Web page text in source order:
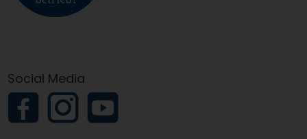
Social Media